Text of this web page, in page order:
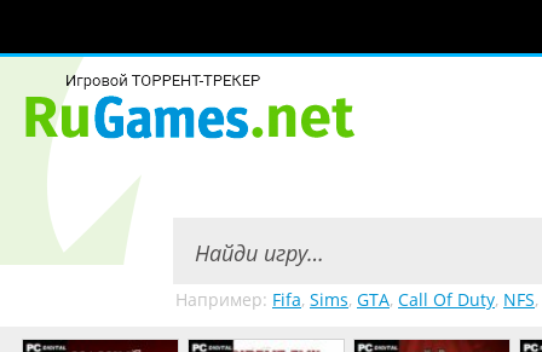
Например: Fifa, Sims, GTA, Call Of Duty, NFS,